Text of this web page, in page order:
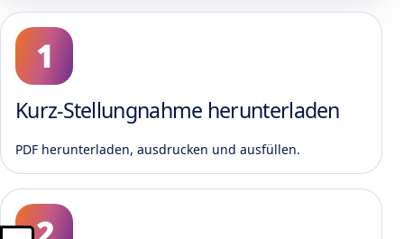
Kurz-Stellungnahme herunterladen
PDF herunterladen, ausdrucken und ausfüllen.